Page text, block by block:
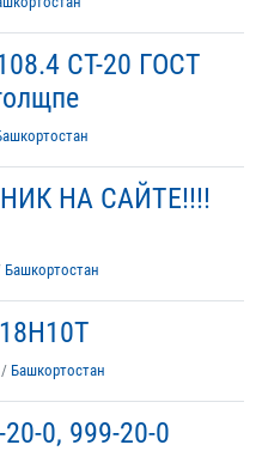
СТ-20 ГОСТ
НА САЙТЕ!!!!
Башкортостан
/ Башкортостан
0, 999-20-0